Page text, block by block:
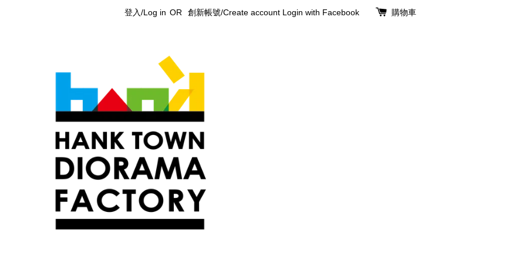
登入/Log in OR 創新帳號/Create account Login with Facebook 購物車